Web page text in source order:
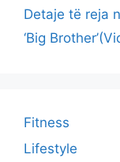
Detaje të reja
‘Big
Fitness
Lifestyle